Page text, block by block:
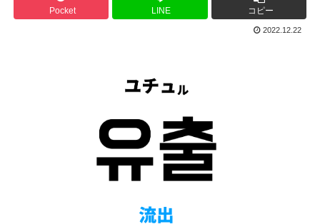
Pocket LINE コピー
2022.12.22